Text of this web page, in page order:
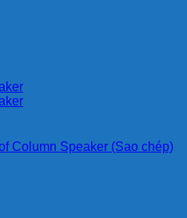
Column Speaker (Sao chép)